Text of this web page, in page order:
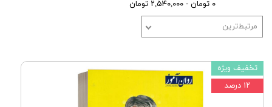
۰ تومان - ۲,۵۴۰,۰۰۰ تومان
مرتبط‌ترین
تخفیف ویژه
۱۲ درصد